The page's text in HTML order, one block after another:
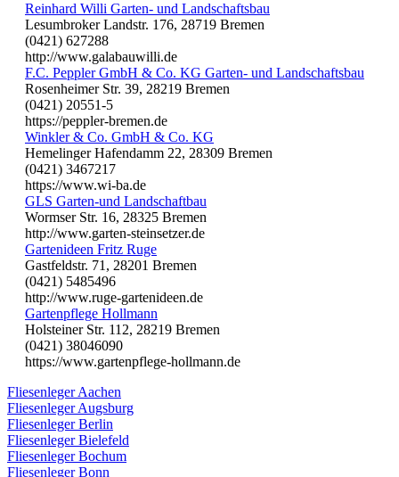
Reinhard Willi Garten- und Landschaftsbau
Lesumbroker Landstr. 176, 28719 Bremen
(0421) 627288
http://www.galabauwilli.de
F.C. Peppler GmbH & Co. KG Garten- und Landschaftsbau
Rosenheimer Str. 39, 28219 Bremen
(0421) 20551-5
https://peppler-bremen.de
Winkler & Co. GmbH & Co. KG
Hemelinger Hafendamm 22, 28309 Bremen
(0421) 3467217
https://www.wi-ba.de
GLS Garten-und Landschaftbau
Wormser Str. 16, 28325 Bremen
http://www.garten-steinsetzer.de
Gartenideen Fritz Ruge
Gastfeldstr. 71, 28201 Bremen
(0421) 5485496
http://www.ruge-gartenideen.de
Gartenpflege Hollmann
Holsteiner Str. 112, 28219 Bremen
(0421) 38046090
https://www.gartenpflege-hollmann.de
Fliesenleger Aachen
Fliesenleger Augsburg
Fliesenleger Berlin
Fliesenleger Bielefeld
Fliesenleger Bochum
Fliesenleger Bonn